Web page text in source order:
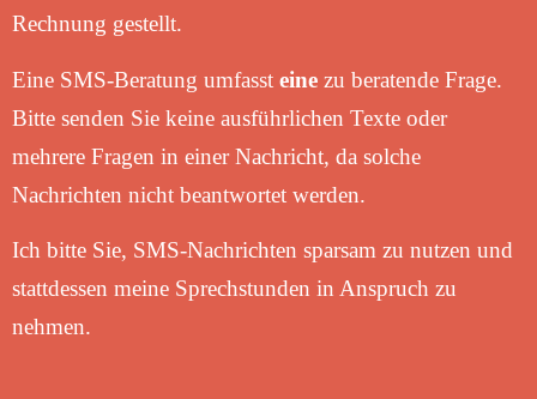
Rechnung gestellt.
Eine SMS-Beratung umfasst eine zu beratende Frage.
Bitte senden Sie keine ausführlichen Texte oder
mehrere Fragen in einer Nachricht, da solche
Nachrichten nicht beantwortet werden.
Ich bitte Sie, SMS-Nachrichten sparsam zu nutzen und
stattdessen meine Sprechstunden in Anspruch zu
nehmen.